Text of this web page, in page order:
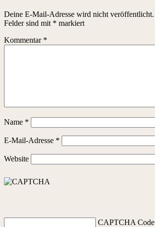
Deine E-Mail-Adresse wird nicht veröffentlicht.
Felder sind mit * markiert
Kommentar *
Name *
E-Mail-Adresse *
Website
CAPTCHA Code